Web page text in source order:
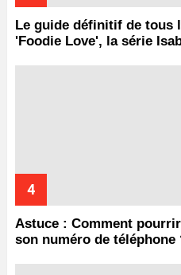
Le guide définitif de tous
'Foodie Love', la série
Astuce : Comment
son numéro de téléphone